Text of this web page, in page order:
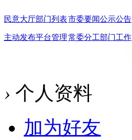
民意大厅部门列表
主动发布平台管理
市委要闻公示公告
常委分工部门工作
› 个人资料
加为好友